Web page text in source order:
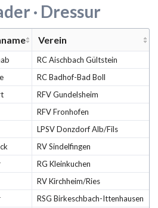
· Dressur
Verein
RC Aischbach Gültstein
RC Badhof-Bad Boll
RFV Gundelsheim
RFV Fronhofen
LPSV Donzdorf Alb/Fils
RV Sindelfingen
RG Kleinkuchen
RV Kirchheim/Ries
RSG Birkeschbach-Ittenhausen